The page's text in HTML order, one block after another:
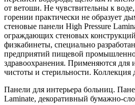
от ветоши. Не чувствительны к
горении практически не образует
стеновые панели High Pressure
ограждающих стеновых
физкабинеты, специально
предприятий пищевой
здравоохранения. Применяются для
чистоты и стерильности. Коллекция
Панели для интерьера больниц.
Laminate, декоративный бумажно-